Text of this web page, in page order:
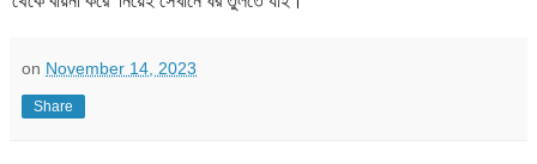
on November 14, 2023
Share